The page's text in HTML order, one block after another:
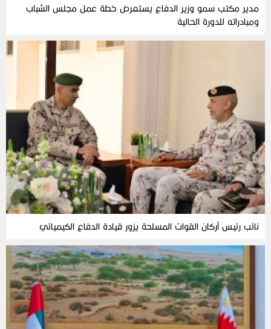
مدير مكتب سمو وزير الدفاع يستعرض خطة عمل مجلس الشباب
ومبادراته للدورة الحالية
نائب رئيس أركان القوات المسلحة يزور قيادة الدفاع الكيميائي